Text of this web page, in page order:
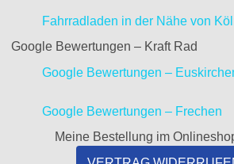
Fahrradladen in der Nähe von
Google Bewertungen – Kraft Rad
Google Bewertungen –
Google Bewertungen – Frechen
Meine Bestellung im